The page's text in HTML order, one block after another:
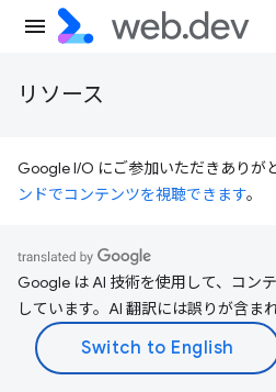
リソース
Google I/O にご参加いただきありが
ンドでコンテンツを視聴できます。
Google は AI 技術を使用して、コン
しています。AI 翻訳には誤りが含ま